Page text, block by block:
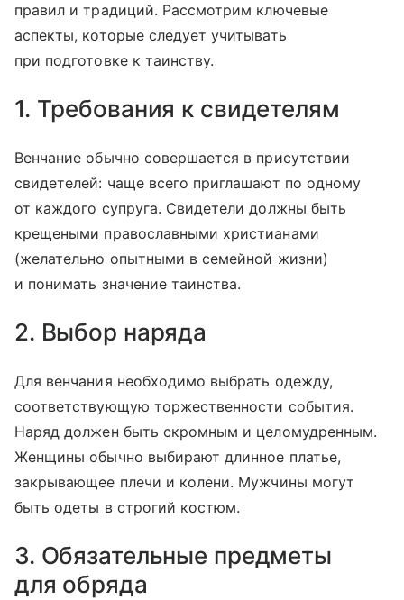
правил и традиций. Рассмотрим ключевые
аспекты, которые следует учитывать
при подготовке к таинству.
1. Требования к свидетелям
Венчание обычно совершается в присутствии
свидетелей: чаще всего приглашают по одному
от каждого супруга. Свидетели должны быть
крещеными православными христианами
(желательно опытными в семейной жизни)
и понимать значение таинства.
2. Выбор наряда
Для венчания необходимо выбрать одежду,
соответствующую торжественности события.
Наряд должен быть скромным и целомудренным.
Женщины обычно выбирают длинное платье,
закрывающее плечи и колени. Мужчины могут
быть одеты в строгий костюм.
3. Обязательные предметы
для обряда